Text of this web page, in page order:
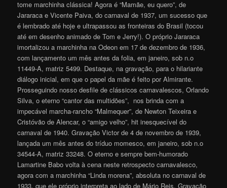
tome marchinha clássica! Agora é “Mamãe, eu quero”, de
Jararaca e Vicente Paiva, do carnaval de 1937, um sucesso que
é lembrado até hoje e ultrapassou as fronteiras do Brasil (tocou
até em desenho animado de Tom e Jerry!). O próprio Jararaca
imortalizou a marchinha na Odeon em 17 de dezembro de 1936,
com lançamento um mês antes da folia, em janeiro, sob n.o
11449-A, matriz 5499. Destaque, na gravação, para o hilariante
diálogo inicial, em que o papel da mãe é feito por Almirante.
Prosseguindo nosso desfile de clássicos carnavalescos, Orlando
Silva, o eterno “cantor das multidões”, nos brinda com a
impecável marcha-rancho “Malmequer”, de Newton Teixeira e
Cristóvão de Alencar, o “amigo velho”, hit inesquecível do
carnaval de 1940. Gravação Victor de 4 de novembro de 1939,
lançada um mês antes do tríduo momesco, em janeiro, sob n.o
34544-A, matriz 33248. O eterno e sempre bem-humorado
Lamartine Babo volta à cena neste retrospecto carnavalesco,
agora com a marchinha “Linda morena”, absoluta no carnaval de
1933, que ele próprio interpreta ao lado de Mário Reis. Gravação